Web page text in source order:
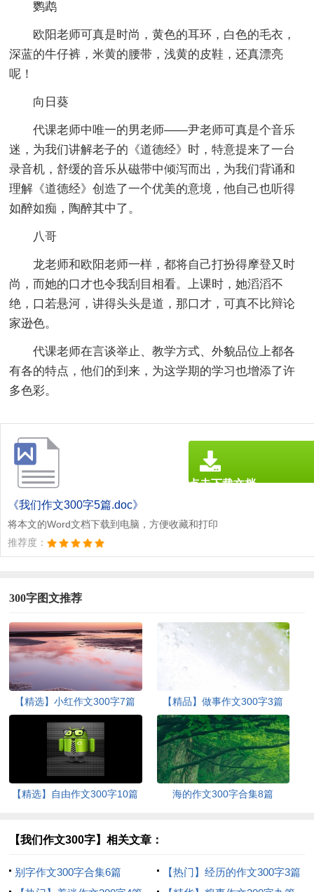
鹦鹉
欧阳老师可真是时尚，黄色的耳环，白色的毛衣，
深蓝的牛仔裤，米黄的腰带，浅黄的皮鞋，还真漂亮
呢！
向日葵
代课老师中唯一的男老师——尹老师可真是个音乐
迷，为我们讲解老子的《道德经》时，特意提来了一台
录音机，舒缓的音乐从磁带中倾泻而出，为我们背诵和
理解《道德经》创造了一个优美的意境，他自己也听得
如醉如痴，陶醉其中了。
八哥
龙老师和欧阳老师一样，都将自己打扮得摩登又时
尚，而她的口才也令我刮目相看。上课时，她滔滔不
绝，口若悬河，讲得头头是道，那口才，可真不比辩论
家逊色。
代课老师在言谈举止、教学方式、外貌品位上都各
有各的特点，他们的到来，为这学期的学习也增添了许
多色彩。
《我们作文300字5篇.doc》
将本文的Word文档下载到电脑，方便收藏和打印
推荐度：
点击下载文档
300字图文推荐
【精选】小红作文300字7篇 【精品】做事作文300字3篇
【精选】自由作文300字10篇 海的作文300字合集8篇
【我们作文300字】相关文章：
别字作文300字合集6篇
【热门】经历的作文300字3篇